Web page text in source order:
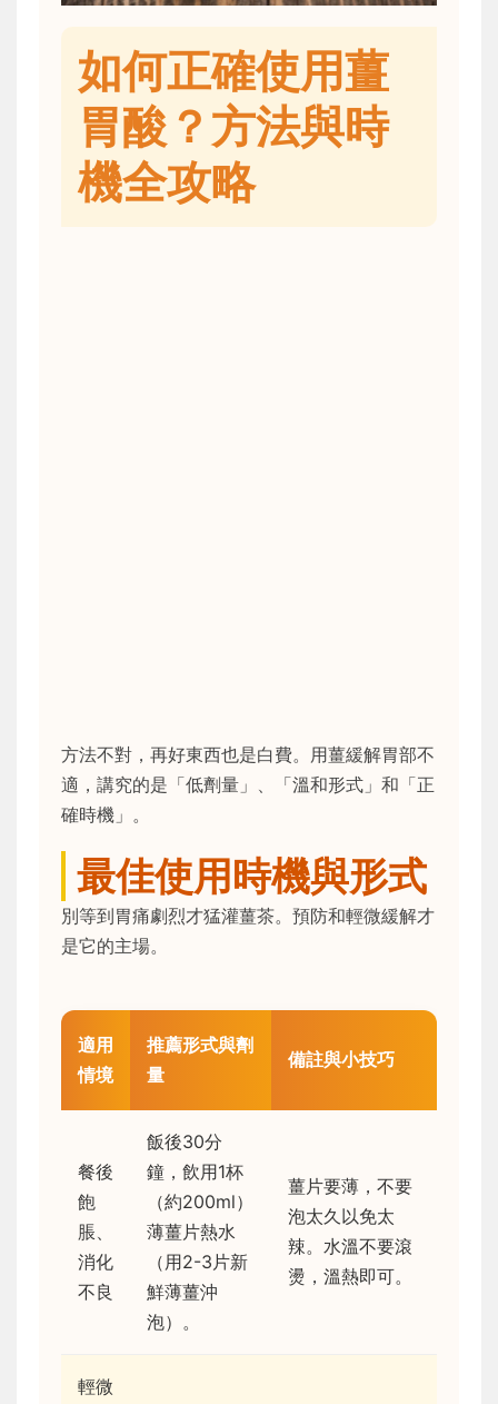
如何正確使用薑
胃酸？方法與時
機全攻略
方法不對，再好東西也是白費。用薑緩解胃部不
適，講究的是「低劑量」、「溫和形式」和「正
確時機」。
最佳使用時機與形式
別等到胃痛劇烈才猛灌薑茶。預防和輕微緩解才
是它的主場。
適用
情境
推薦形式與劑
量
備註與小技巧
餐後
飽
脹、
消化
不良
飯後30分
鐘，飲用1杯
（約200ml）
薄薑片熱水
（用2-3片新
鮮薄薑沖
泡）。
薑片要薄，不要
泡太久以免太
辣。水溫不要滾
燙，溫熱即可。
輕微